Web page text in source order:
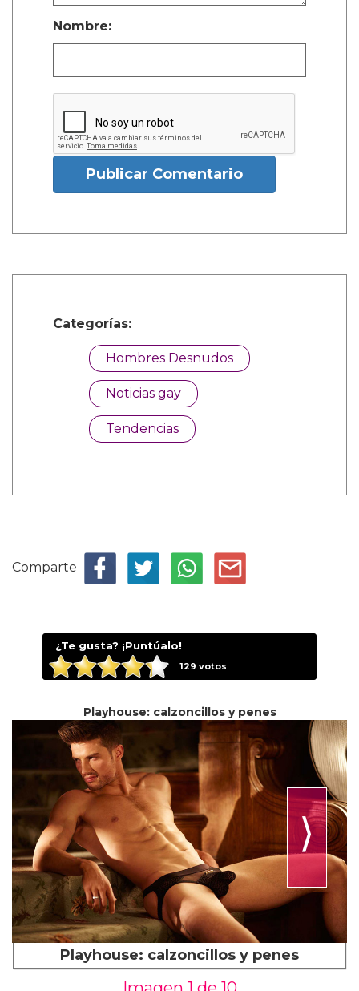
Nombre:
Publicar Comentario
Categorías:
Hombres Desnudos
Noticias gay
Tendencias
Comparte
¿Te gusta? ¡Puntúalo!
129 votos
Playhouse: calzoncillos y penes
⟩
Playhouse: calzoncillos y penes